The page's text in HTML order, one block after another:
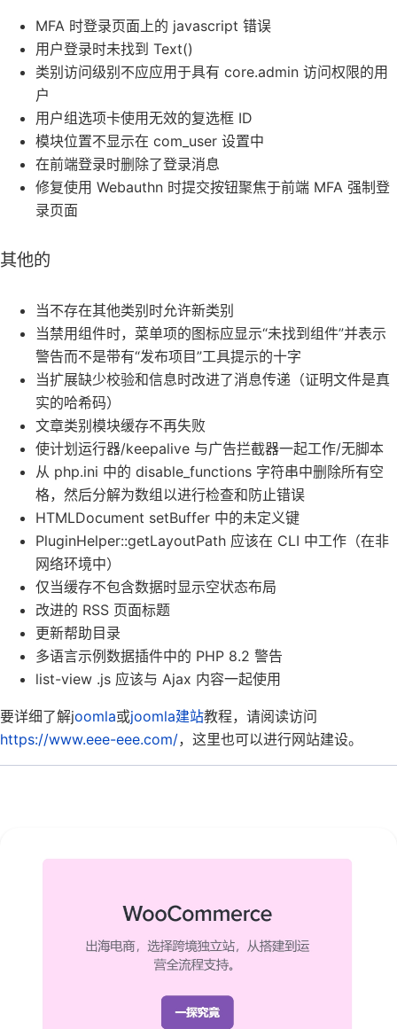
MFA 时登录页面上的 javascript 错误
用户登录时未找到 Text()
类别访问级别不应应用于具有 core.admin 访问权限的用
户
用户组选项卡使用无效的复选框 ID
模块位置不显示在 com_user 设置中
在前端登录时删除了登录消息
修复使用 Webauthn 时提交按钮聚焦于前端 MFA 强制登
录页面
其他的
当不存在其他类别时允许新类别
当禁用组件时，菜单项的图标应显示“未找到组件”并表示
警告而不是带有“发布项目”工具提示的十字
当扩展缺少校验和信息时改进了消息传递（证明文件是真
实的哈希码）
文章类别模块缓存不再失败
使计划运行器/keepalive 与广告拦截器一起工作/无脚本
从 php.ini 中的 disable_functions 字符串中删除所有空
格，然后分解为数组以进行检查和防止错误
HTMLDocument setBuffer 中的未定义键
PluginHelper::getLayoutPath 应该在 CLI 中工作（在非
网络环境中）
仅当缓存不包含数据时显示空状态布局
改进的 RSS 页面标题
更新帮助目录
多语言示例数据插件中的 PHP 8.2 警告
list-view .js 应该与 Ajax 内容一起使用
要详细了解joomla或joomla建站教程，请阅读访问
https://www.eee-eee.com/，这里也可以进行网站建设。